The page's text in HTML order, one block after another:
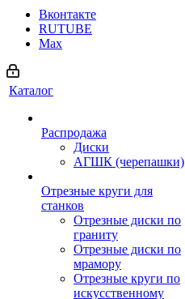
Вконтакте
RUTUBE
Max
Каталог
Распродажа
Диски
АГШК (черепашки)
Отрезные круги для
станков
Отрезные диски по
граниту
Отрезные диски по
мрамору
Отрезные круги по
искусственному